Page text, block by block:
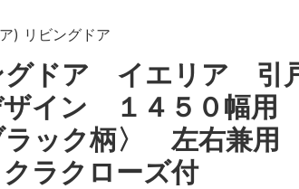
) リビングドア
グドア イエリア 引
ザイン １４５０幅
ラック柄〉 左右兼
ラクローズ付